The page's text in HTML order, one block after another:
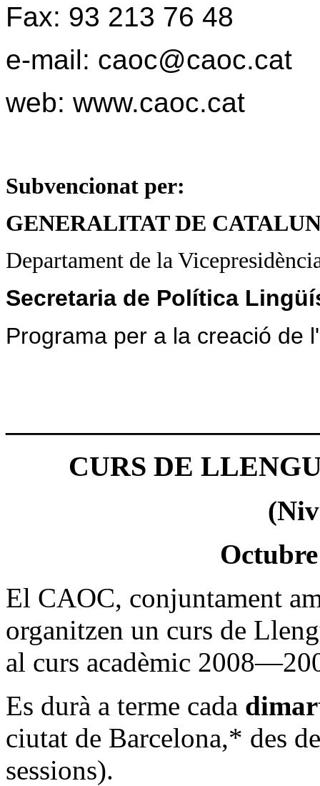
Fax: 93 213 76 48
e-mail: caoc@caoc.cat
web: www.caoc.cat
Subvencionat per:
GENERALITAT DE
Departament de la
Secretaria de Política
Programa per a la creació de
CURS DE
El CAOC, conjuntament
organitzen un curs de
al curs acadèmic
Es durà a terme cada
ciutat de Barcelona,* des
sessions).